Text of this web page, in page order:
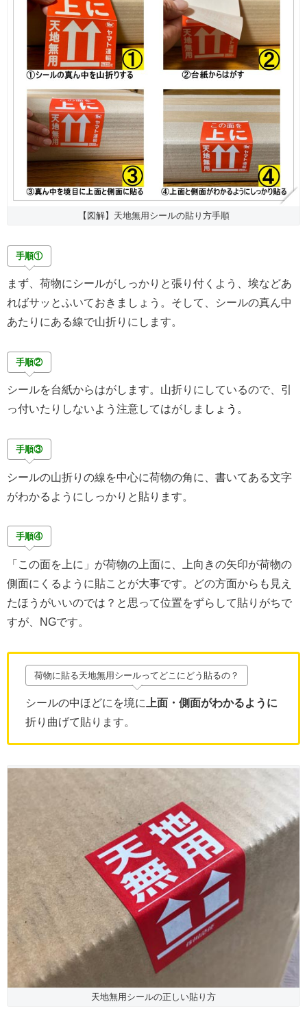
【図解】天地無用シールの貼り方手順
手順①
まず、荷物にシールがしっかりと張り付くよう、埃などあ
ればサッとふいておきましょう。そして、シールの真ん中
あたりにある線で山折りにします。
手順②
シールを台紙からはがします。山折りにしているので、引
っ付いたりしないよう注意してはがしま しょう。
手順③
シールの山折りの線を中心に荷物の角に、書いてある文字
がわかるようにしっかりと貼ります。
手順④
「この面を上に」が荷物の上面に、上向きの矢印が荷物の
側面にくるように貼ことが大事です。どの方面からも見え
たほうがいいのでは？と思って位置をずらして貼りがちで
すが、NGです。
荷物に貼る天地無用シールってどこにどう貼るの？
シールの中ほどにを境に
上面・側面がわかるように
折り曲げて貼ります。
天地無用シールの正しい貼り方